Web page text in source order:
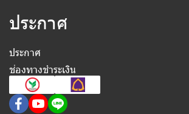
ประกาศ
ประกาศ
ช่องทางชำระเงิน